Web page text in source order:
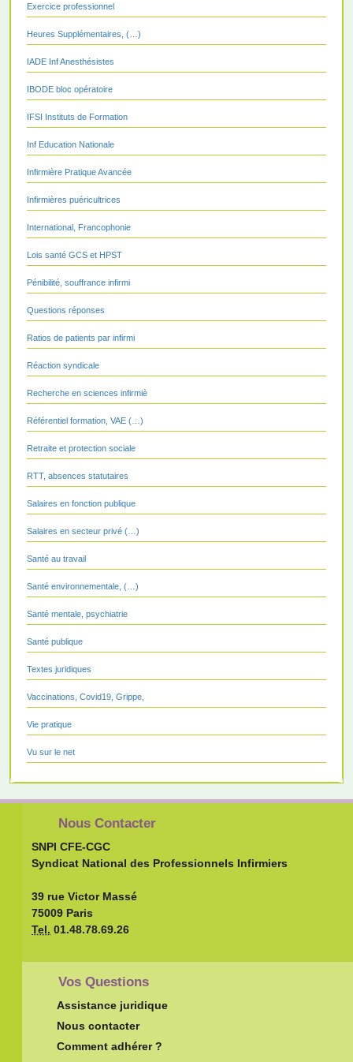
Exercice professionnel
Heures Supplémentaires, (…)
IADE Inf Anesthésistes
IBODE bloc opératoire
IFSI Instituts de Formation
Inf Education Nationale
Infirmière Pratique Avancée
Infirmières puéricultrices
International, Francophonie
Lois santé GCS et HPST
Pénibilité, souffrance infirmi
Questions réponses
Ratios de patients par infirmi
Réaction syndicale
Recherche en sciences infirmiè
Référentiel formation, VAE (…)
Retraite et protection sociale
RTT, absences statutaires
Salaires en fonction publique
Salaires en secteur privé (…)
Santé au travail
Santé environnementale, (…)
Santé mentale, psychiatrie
Santé publique
Textes juridiques
Vaccinations, Covid19, Grippe,
Vie pratique
Vu sur le net
Nous Contacter
SNPI CFE-CGC
Syndicat National des Professionnels Infirmiers
39 rue Victor Massé
75009 Paris
Tel. 01.48.78.69.26
Vos Questions
Assistance juridique
Nous contacter
Comment adhérer ?